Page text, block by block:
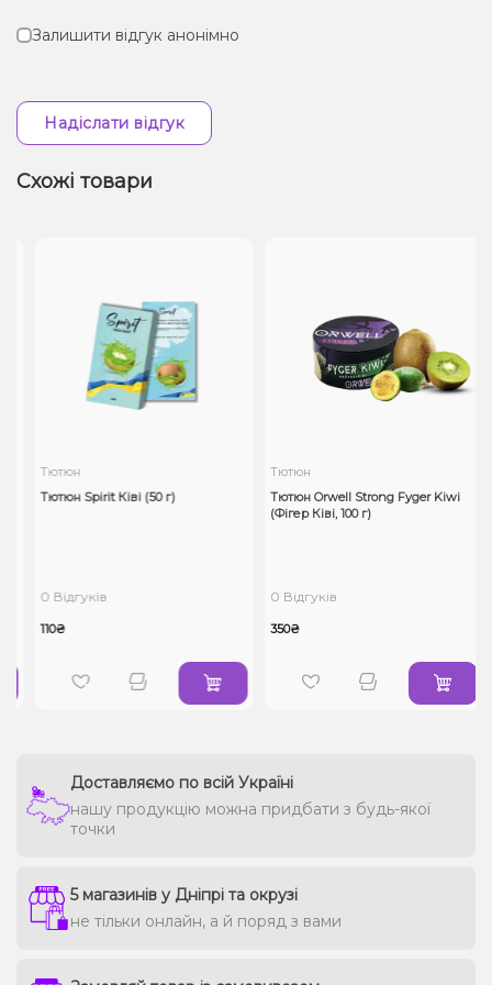
Залишити відгук анонімно
Надіслати відгук
Схожі товари
Тютюн
Тютюн Spirit Ківі (50 г)
0 Відгуків
110₴
Тютюн
Тютюн Orwell Strong Fyger Kiwi
(Фігер Ківі, 100 г)
0 Відгуків
350₴
Доставляємо по всій Україні
нашу продукцію можна придбати з будь-якої
точки
5 магазинів у Дніпрі та окрузі
не тільки онлайн, а й поряд з вами